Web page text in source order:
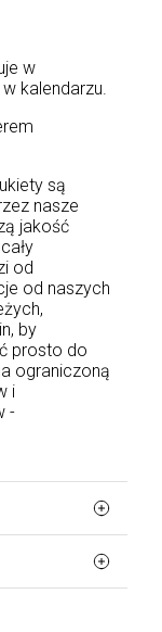
w
kalendarzu.
są
nasze
jakość
od
od naszych
by
prosto do
ograniczoną
i
-